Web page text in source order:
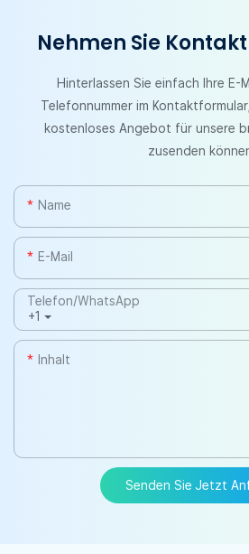
Nehmen Sie
Hinterlassen Sie einfach Ihre E-
Telefonnummer im
kostenloses Angebot für unsere
zusenden
Name
E-Mail
+1
Telefon/WhatsApp
Inhalt
Senden Sie Jetzt